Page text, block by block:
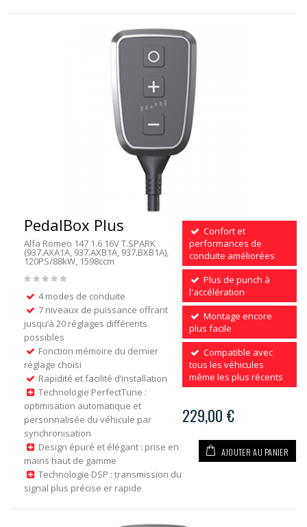
PedalBox Plus
Alfa Romeo 147 1.6 16V T.SPARK
(937.AXA1A, 937.AXB1A, 937.BXB1A),
120PS/88kW, 1598ccm
4 modes de conduite
7 niveaux de puissance offrant
jusqu’à 20 réglages différents
possibles
Fonction mémoire du dernier
réglage choisi
Rapidité et facilité d’installation
Technologie PerfectTune :
optimisation automatique et
personnalisée du véhicule par
synchronisation
Design épuré et élégant : prise en
mains haut de gamme
Technologie DSP : transmission du
signal plus précise er rapide
Confort et
performances de
conduite améliorées
Plus de punch à
l'accélération
Montage encore
plus facile
Compatible avec
tous les véhicules
même les plus récents
229,00 €
AJOUTER AU PANIER